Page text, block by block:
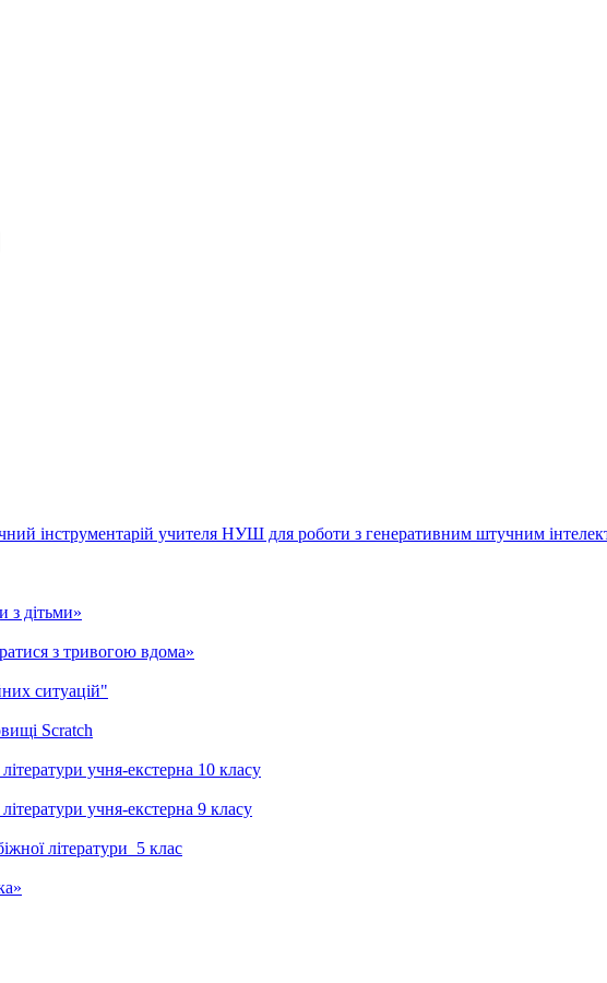
інструментарій учителя НУШ для роботи з генеративним штучним
з дітьми»
з тривогою вдома»
ситуацій"
Scratch
учня-екстерна 10 класу
учня-екстерна 9 класу
літератури 5 клас